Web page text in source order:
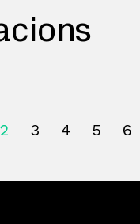
2 3 4 5 6